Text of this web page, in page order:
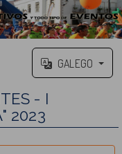
GALEGO
- I
2023